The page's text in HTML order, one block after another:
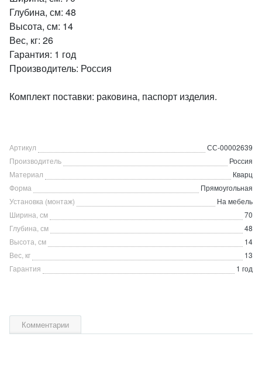
Глубина, см: 48
Высота, см: 14
Вес, кг: 26
Гарантия: 1 год
Производитель: Россия
Комплект поставки: раковина, паспорт изделия.
Артикул
СС-00002639
Производитель
Россия
Материал
Кварц
Форма
Прямоугольная
Установка (монтаж)
На мебель
Ширина, см
70
Глубина, см
48
Высота, см
14
Вес, кг
13
Гарантия
1 год
Комментарии